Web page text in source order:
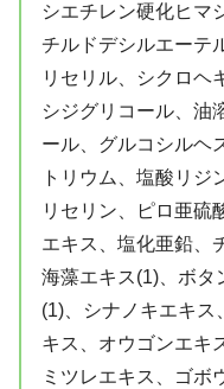
シエチレン硬化ヒマ
チルドデシルエーテ
リセリル、シクロヘ
シジグリコール、油
ール、グルコシルヘ
トリウム、塩酸リジ
リセリン、ピロ亜硫
エキス、塩化亜鉛、
海藻エキス(1)、ボタ
(1)、シナノキエキス
キス、オウゴンエキ
ミツレエキス、ゴボ